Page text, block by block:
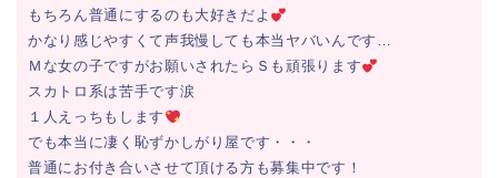
もちろん普通にするのも大好きだよ
かなり感じやすくて声我慢しても本当ヤバいんです…
Ｍな女の子ですがお願いされたらＳも頑張ります
スカトロ系は苦手です涙
１人えっちもします
でも本当に凄く恥ずかしがり屋です・・・
普通にお付き合いさせて頂ける方も募集中です！